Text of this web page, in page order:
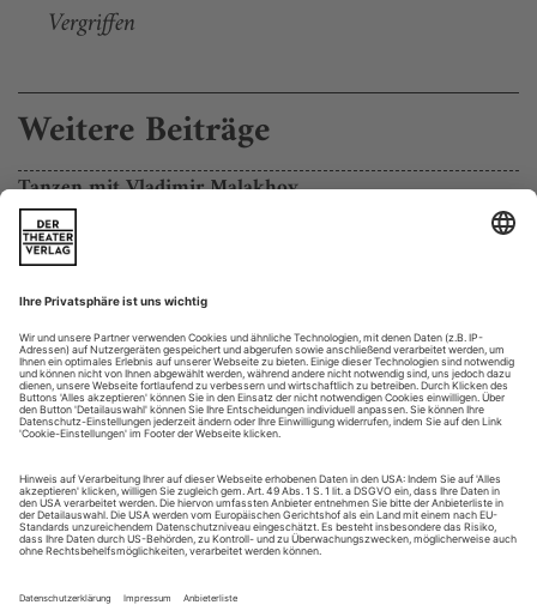
Vergriffen
Weitere Beiträge
Tanzen mit Vladimir Malakhov
Klar, Vladimir Malakhov hat etwas zu sagen, und seine
beiden Schüler scheinen davon auch zu profitieren. Drei
Szenen hat der Intendant des Staatsballetts Berlin jeweils für
seine in Japan produzierten «Master Lessons» ausgewählt, um
die beiden Youngsters vom Tokyo Ballet nicht zu überfordern
– und da das Coaching auf Englisch geschieht (mit einer
ganz und gar nicht...
Berlin
Er hat etwas von einem Apoll. Im Ballett begleiten ihn vier
Frauen, die das Programmheft nicht ganz grundlos als seine
Musen bezeichnet. Gleich einem Gott fühlt sich Percy Bysshe